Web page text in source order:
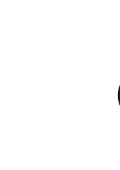
（